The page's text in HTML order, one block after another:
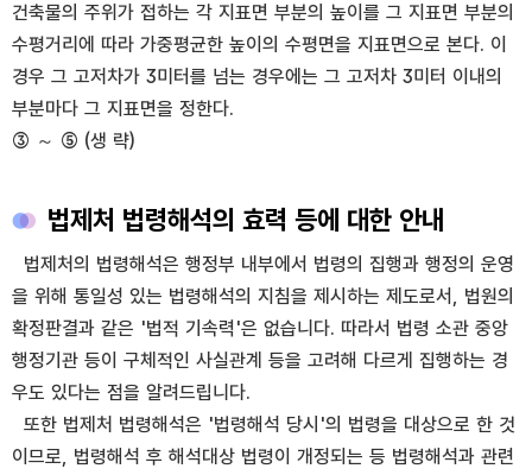
건축물의 주위가 접하는 각 지표면 부분의 높이를 그 지표면 부분의
수평거리에 따라 가중평균한 높이의 수평면을 지표면으로 본다. 이
경우 그 고저차가 3미터를 넘는 경우에는 그 고저차 3미터 이내의
부분마다 그 지표면을 정한다.
③ ～ ⑤ (생 략)
법제처 법령해석의 효력 등에 대한 안내
법제처의 법령해석은 행정부 내부에서 법령의 집행과 행정의 운영
을 위해 통일성 있는 법령해석의 지침을 제시하는 제도로서, 법원의
확정판결과 같은 '법적 기속력'은 없습니다. 따라서 법령 소관 중앙
행정기관 등이 구체적인 사실관계 등을 고려해 다르게 집행하는 경
우도 있다는 점을 알려드립니다.
또한 법제처 법령해석은 '법령해석 당시'의 법령을 대상으로 한 것
이므로, 법령해석 후 해석대상 법령이 개정되는 등 법령해석과 관련